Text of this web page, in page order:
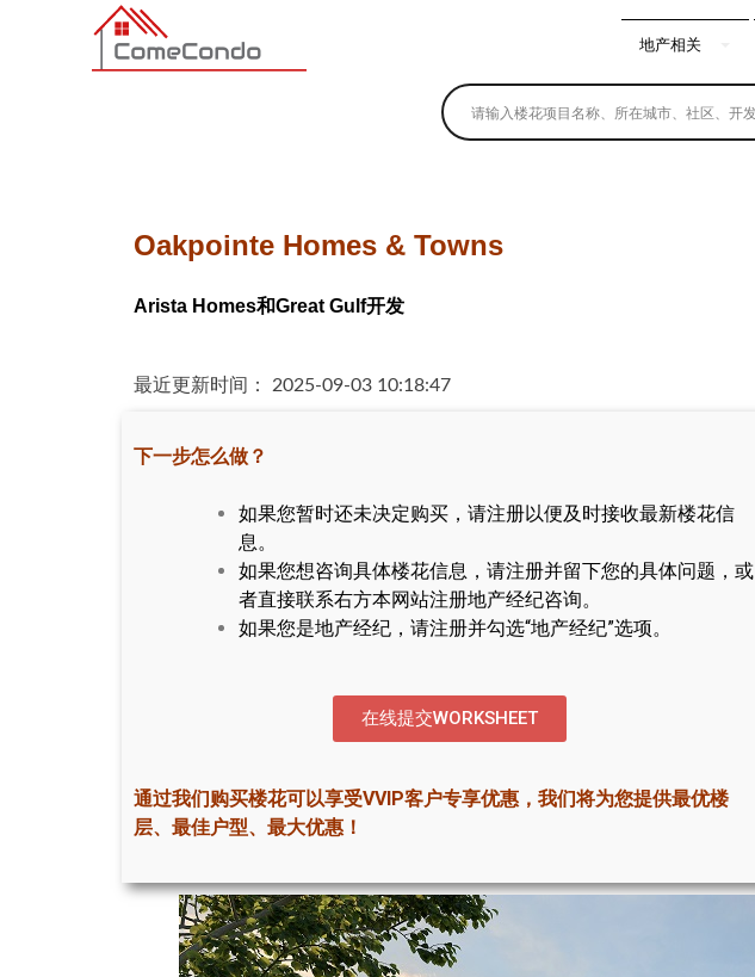
多伦多最新最全的楼花搜索引擎
地产相关
Oakpointe Homes & Towns
Arista Homes和Great Gulf开发
最近更新时间： 2025-09-03 10:18:47
下一步怎么做？
如果您暂时还未决定购买，请注册以便及时接收最新楼花信
息。
如果您想咨询具体楼花信息，请注册并留下您的具体问题，或
者直接联系右方本网站注册地产经纪咨询。
如果您是地产经纪，请注册并勾选“地产经纪”选项。
在线提交WORKSHEET
通过我们购买楼花可以享受VVIP客户专享优惠，我们将为您提供最优楼
层、最佳户型、最大优惠！